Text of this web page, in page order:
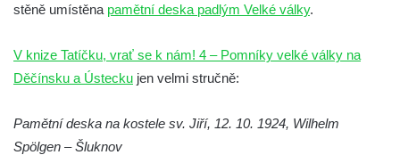
Pamětní deska Jana Zelenky-Hajského v
Kamenném Újezdu
Kenotaf Šimona Valhy na starém hřbitově v
Kenotaf Václava B. Hájka na starém
stěně umístěna pamětní deska padlým Velké války.
V knize Tatíčku, vrať se k nám! 4 – Pomníky velké války na
Děčínsku a Ústecku jen velmi stručně:
Pamětní deska na kostele sv. Jiří, 12. 10. 1924, Wilhelm
Spölgen – Šluknov